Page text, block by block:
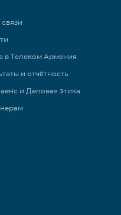
в Телеком Армения
и отчётность
и Деловая этика